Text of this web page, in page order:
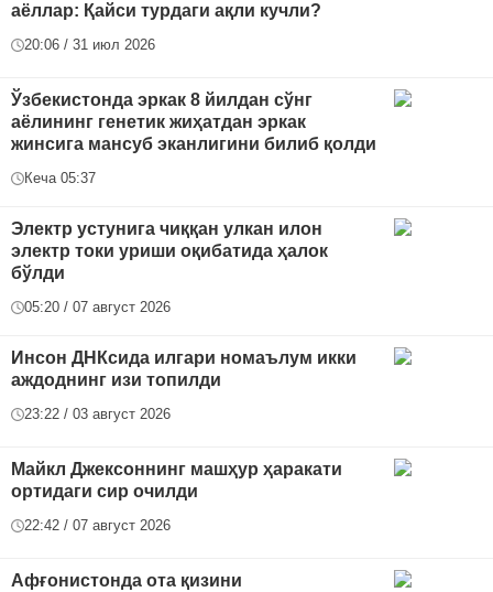
аёллар: Қайси турдаги ақли кучли?
20:06 / 31 июл 2026
Ўзбекистонда эркак 8 йилдан сўнг
аёлининг генетик жиҳатдан эркак
жинсига мансуб эканлигини билиб қолди
Кеча 05:37
Электр устунига чиққан улкан илон
электр токи уриши оқибатида ҳалок
бўлди
05:20 / 07 август 2026
Инсон ДНКсида илгари номаълум икки
аждоднинг изи топилди
23:22 / 03 август 2026
Майкл Джексоннинг машҳур ҳаракати
ортидаги сир очилди
22:42 / 07 август 2026
Афғонистонда ота қизини